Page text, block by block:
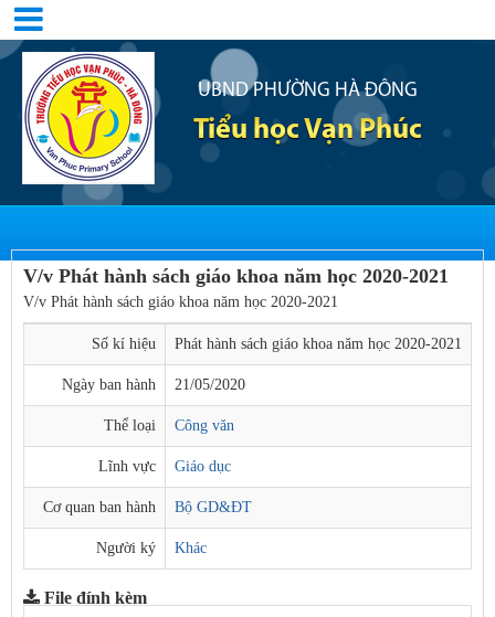
UBND PHƯỜNG HÀ ĐÔNG
Tiểu học Vạn Phúc
V/v Phát hành sách giáo khoa năm học 2020-2021
V/v Phát hành sách giáo khoa năm học 2020-2021
Số kí hiệu Phát hành sách giáo khoa năm học 2020-2021
Ngày ban hành 21/05/2020
Thể loại Công văn
Lĩnh vực Giáo dục
Cơ quan ban hành Bộ GD&ĐT
Người ký Khác
File đính kèm